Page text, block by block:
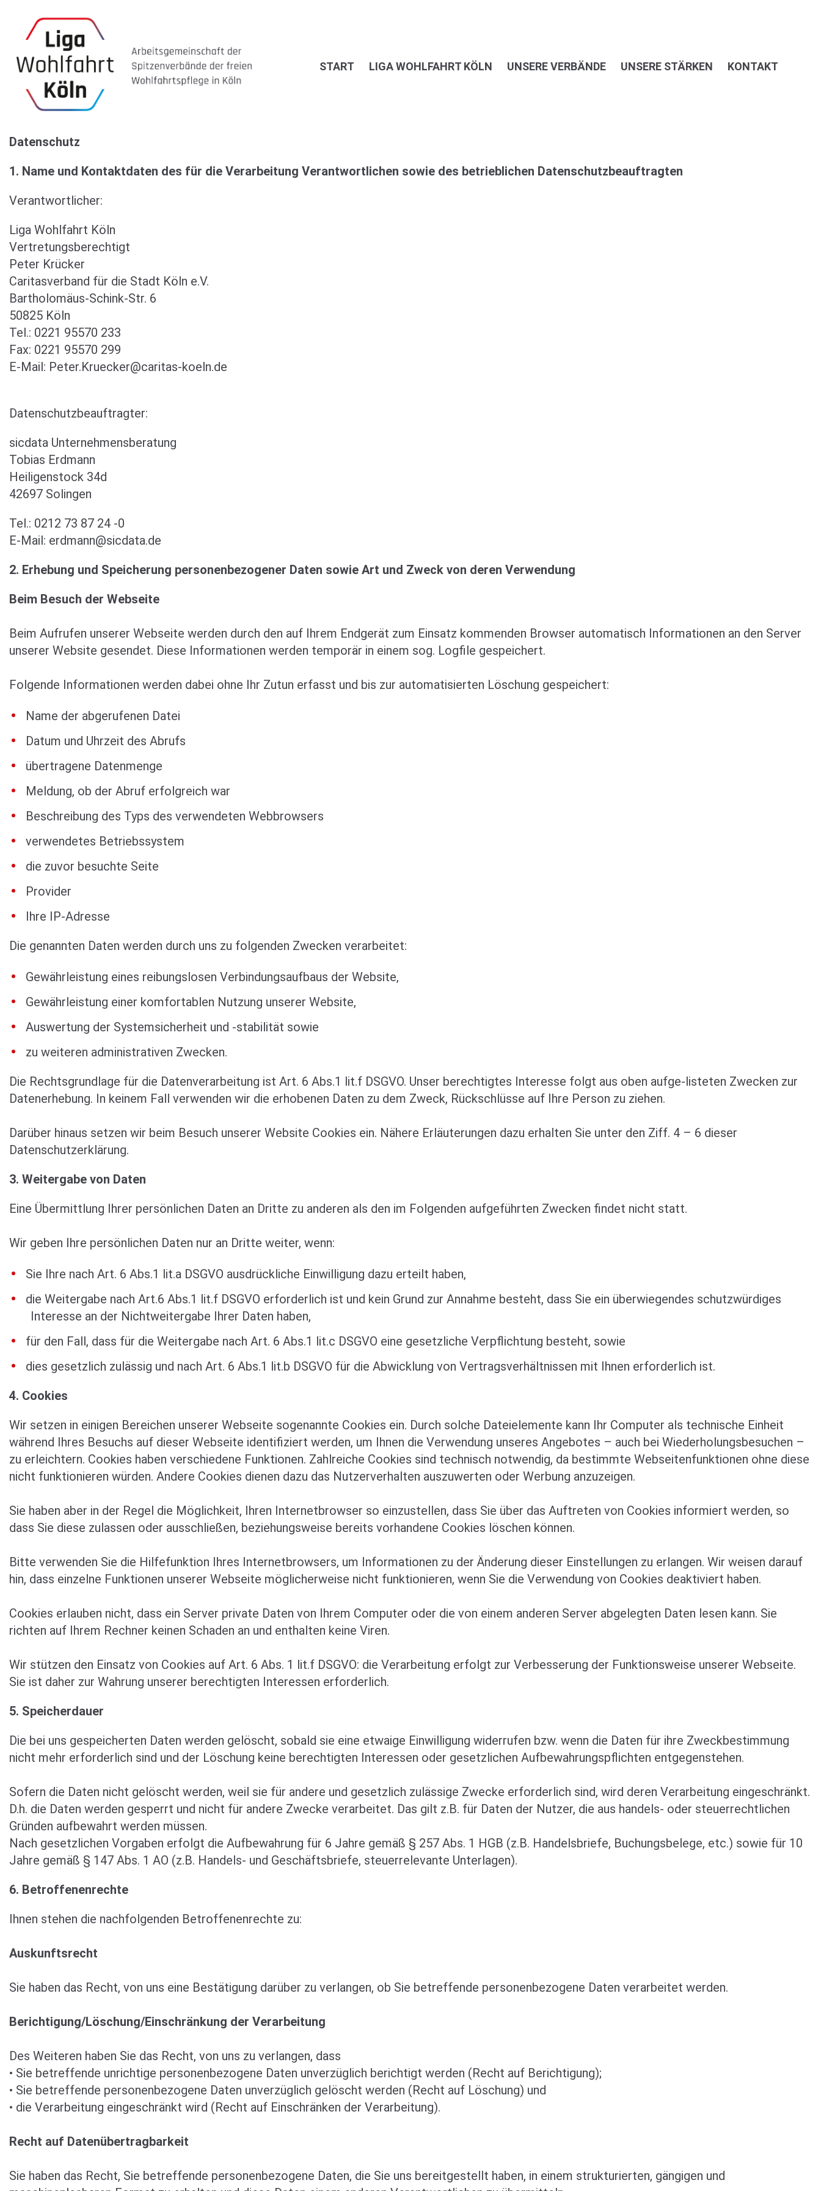
START LIGA WOHLFAHRT KÖLN UNSERE VERBÄNDE UNSERE STÄRKEN KONTAKT
Datenschutz
1. Name und Kontaktdaten des für die Verarbeitung Verantwortlichen sowie des betrieblichen Datenschutzbeauftragten
Verantwortlicher:
Liga Wohlfahrt Köln
Vertretungsberechtigt
Peter Krücker
Caritasverband für die Stadt Köln e.V.
Bartholomäus-Schink-Str. 6
50825 Köln
Tel.: 0221 95570 233
Fax: 0221 95570 299
E-Mail: Peter.Kruecker@caritas-koeln.de
Datenschutzbeauftragter:
sicdata Unternehmensberatung
Tobias Erdmann
Heiligenstock 34d
42697 Solingen
Tel.: 0212 73 87 24 -0
E-Mail: erdmann@sicdata.de
2. Erhebung und Speicherung personenbezogener Daten sowie Art und Zweck von deren Verwendung
Beim Besuch der Webseite
Beim Aufrufen unserer Webseite werden durch den auf Ihrem Endgerät zum Einsatz kommenden Browser automatisch Informationen an den Server
unserer Website gesendet. Diese Informationen werden temporär in einem sog. Logfile gespeichert.
Folgende Informationen werden dabei ohne Ihr Zutun erfasst und bis zur automatisierten Löschung gespeichert:
Name der abgerufenen Datei
Datum und Uhrzeit des Abrufs
übertragene Datenmenge
Meldung, ob der Abruf erfolgreich war
Beschreibung des Typs des verwendeten Webbrowsers
verwendetes Betriebssystem
die zuvor besuchte Seite
Provider
Ihre IP-Adresse
Die genannten Daten werden durch uns zu folgenden Zwecken verarbeitet:
Gewährleistung eines reibungslosen Verbindungsaufbaus der Website,
Gewährleistung einer komfortablen Nutzung unserer Website,
Auswertung der Systemsicherheit und -stabilität sowie
zu weiteren administrativen Zwecken.
Die Rechtsgrundlage für die Datenverarbeitung ist Art. 6 Abs.1 lit.f DSGVO. Unser berechtigtes Interesse folgt aus oben aufge-listeten Zwecken zur
Datenerhebung. In keinem Fall verwenden wir die erhobenen Daten zu dem Zweck, Rückschlüsse auf Ihre Person zu ziehen.
Darüber hinaus setzen wir beim Besuch unserer Website Cookies ein. Nähere Erläuterungen dazu erhalten Sie unter den Ziff. 4 – 6 dieser
Datenschutzerklärung.
3. Weitergabe von Daten
Eine Übermittlung Ihrer persönlichen Daten an Dritte zu anderen als den im Folgenden aufgeführten Zwecken findet nicht statt.
Wir geben Ihre persönlichen Daten nur an Dritte weiter, wenn:
Sie Ihre nach Art. 6 Abs.1 lit.a DSGVO ausdrückliche Einwilligung dazu erteilt haben,
die Weitergabe nach Art.6 Abs.1 lit.f DSGVO erforderlich ist und kein Grund zur Annahme besteht, dass Sie ein überwiegendes schutzwürdiges
Interesse an der Nichtweitergabe Ihrer Daten haben,
für den Fall, dass für die Weitergabe nach Art. 6 Abs.1 lit.c DSGVO eine gesetzliche Verpflichtung besteht, sowie
dies gesetzlich zulässig und nach Art. 6 Abs.1 lit.b DSGVO für die Abwicklung von Vertragsverhältnissen mit Ihnen erforderlich ist.
4. Cookies
Wir setzen in einigen Bereichen unserer Webseite sogenannte Cookies ein. Durch solche Dateielemente kann Ihr Computer als technische Einheit
während Ihres Besuchs auf dieser Webseite identifiziert werden, um Ihnen die Verwendung unseres Angebotes – auch bei Wiederholungsbesuchen –
zu erleichtern. Cookies haben verschiedene Funktionen. Zahlreiche Cookies sind technisch notwendig, da bestimmte Webseitenfunktionen ohne diese
nicht funktionieren würden. Andere Cookies dienen dazu das Nutzerverhalten auszuwerten oder Werbung anzuzeigen.
Sie haben aber in der Regel die Möglichkeit, Ihren Internetbrowser so einzustellen, dass Sie über das Auftreten von Cookies informiert werden, so
dass Sie diese zulassen oder ausschließen, beziehungsweise bereits vorhandene Cookies löschen können.
Bitte verwenden Sie die Hilfefunktion Ihres Internetbrowsers, um Informationen zu der Änderung dieser Einstellungen zu erlangen. Wir weisen darauf
hin, dass einzelne Funktionen unserer Webseite möglicherweise nicht funktionieren, wenn Sie die Verwendung von Cookies deaktiviert haben.
Cookies erlauben nicht, dass ein Server private Daten von Ihrem Computer oder die von einem anderen Server abgelegten Daten lesen kann. Sie
richten auf Ihrem Rechner keinen Schaden an und enthalten keine Viren.
Wir stützen den Einsatz von Cookies auf Art. 6 Abs. 1 lit.f DSGVO: die Verarbeitung erfolgt zur Verbesserung der Funktionsweise unserer Webseite.
Sie ist daher zur Wahrung unserer berechtigten Interessen erforderlich.
5. Speicherdauer
Die bei uns gespeicherten Daten werden gelöscht, sobald sie eine etwaige Einwilligung widerrufen bzw. wenn die Daten für ihre Zweckbestimmung
nicht mehr erforderlich sind und der Löschung keine berechtigten Interessen oder gesetzlichen Aufbewahrungspflichten entgegenstehen.
Sofern die Daten nicht gelöscht werden, weil sie für andere und gesetzlich zulässige Zwecke erforderlich sind, wird deren Verarbeitung eingeschränkt.
D.h. die Daten werden gesperrt und nicht für andere Zwecke verarbeitet. Das gilt z.B. für Daten der Nutzer, die aus handels- oder steuerrechtlichen
Gründen aufbewahrt werden müssen.
Nach gesetzlichen Vorgaben erfolgt die Aufbewahrung für 6 Jahre gemäß § 257 Abs. 1 HGB (z.B. Handelsbriefe, Buchungsbelege, etc.) sowie für 10
Jahre gemäß § 147 Abs. 1 AO (z.B. Handels- und Geschäftsbriefe, steuerrelevante Unterlagen).
6. Betroffenenrechte
Ihnen stehen die nachfolgenden Betroffenenrechte zu:
Auskunftsrecht
Sie haben das Recht, von uns eine Bestätigung darüber zu verlangen, ob Sie betreffende personenbezogene Daten verarbeitet werden.
Berichtigung/Löschung/Einschränkung der Verarbeitung
Des Weiteren haben Sie das Recht, von uns zu verlangen, dass
• Sie betreffende unrichtige personenbezogene Daten unverzüglich berichtigt werden (Recht auf Berichtigung);
• Sie betreffende personenbezogene Daten unverzüglich gelöscht werden (Recht auf Löschung) und
• die Verarbeitung eingeschränkt wird (Recht auf Einschränken der Verarbeitung).
Recht auf Datenübertragbarkeit
Sie haben das Recht, Sie betreffende personenbezogene Daten, die Sie uns bereitgestellt haben, in einem strukturierten, gängigen und